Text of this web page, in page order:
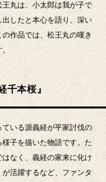
丸は、小太郎は我が子で
したと本心を語り、深い
作品では、松王丸の嘆き
千本桜』
ている源義経が平家討伐の
子を描いた物語です。た
なく、義経の家来に化け
活躍するなど、ファンタ